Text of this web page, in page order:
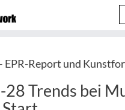
EPR-Report und
Trends bei